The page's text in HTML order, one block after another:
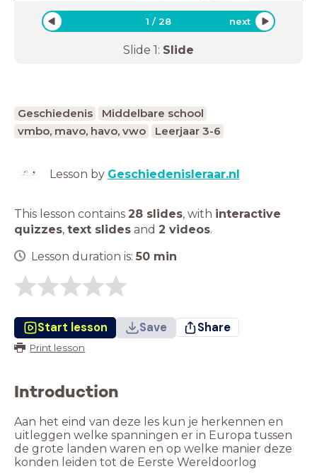
1 /28 next
Slide 1: Slide
Geschiedenis
Middelbare school
vmbo, mavo, havo, vwo
Leerjaar 3-6
Lesson by Geschiedenisleraar.nl
This lesson contains 28 slides, with interactive
quizzes, text slides and 2 videos.
Lesson duration is: 50 min
Start lesson Save Share
Print lesson
Introduction
Aan het eind van deze les kun je herkennen en
uitleggen welke spanningen er in Europa tussen
de grote landen waren en op welke manier deze
konden leiden tot de Eerste Wereldoorlog